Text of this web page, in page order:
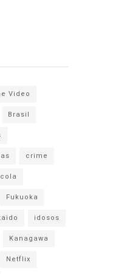
Video
Brasil
crime
Fukuoka
idosos
Kanagawa
Netflix